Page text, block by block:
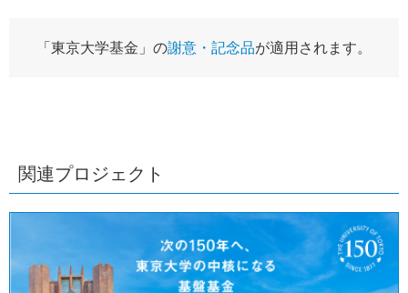
「東京大学基金」の謝意・記念品が適用されます。
関連プロジェクト